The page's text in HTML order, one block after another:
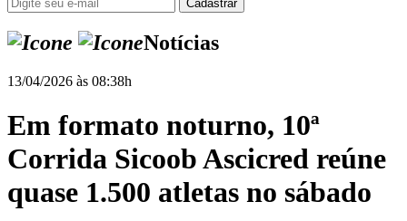
Notícias
13/04/2026 às 08:38h
Em formato noturno, 10ª
Corrida Sicoob Ascicred reúne
quase 1.500 atletas no sábado